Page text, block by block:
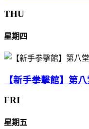
THU
星期四
【新手拳擊館】第
FRI
星期五